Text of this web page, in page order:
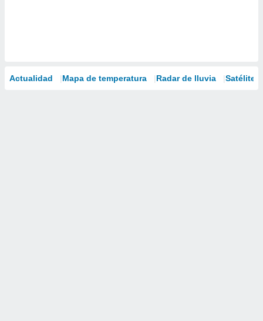
Actualidad Mapa de temperatura Radar de lluvia Satélites